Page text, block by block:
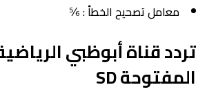
معامل تصحيح الخطأ : ⅚
المفتوحة SD